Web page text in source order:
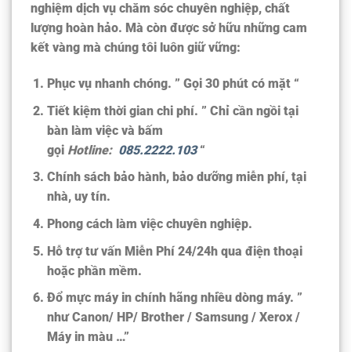
nghiệm dịch vụ chăm sóc chuyên nghiệp, chất
lượng hoàn hảo. Mà còn được sở hữu những cam
kết vàng mà chúng tôi luôn giữ vững:
Phục vụ nhanh chóng. ” Gọi 30 phút có mặt “
Tiết kiệm thời gian chi phí. ” Chỉ cần ngồi tại
bàn làm việc và bấm
gọi Hotline: 085.2222.103 “
Chính sách bảo hành, bảo dưỡng miễn phí, tại
nhà, uy tín.
Phong cách làm việc chuyên nghiệp.
Hỗ trợ tư vấn Miễn Phí 24/24h qua điện thoại
hoặc phần mềm.
Đổ mực máy in chính hãng nhiều dòng máy. ”
như Canon/ HP/ Brother / Samsung / Xerox /
Máy in màu …”